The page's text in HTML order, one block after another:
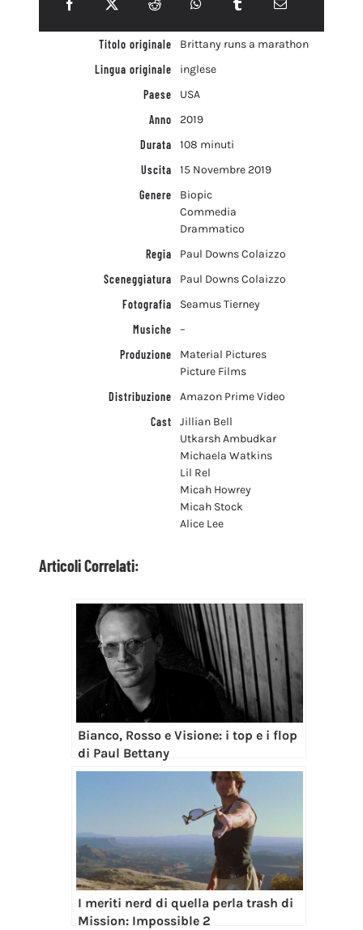
Titolo originale
Brittany runs a marathon
Lingua originale
inglese
Paese
USA
Anno
2019
Durata
108 minuti
Uscita
15 Novembre 2019
Genere
Biopic
Commedia
Drammatico
Regia
Paul Downs Colaizzo
Sceneggiatura
Paul Downs Colaizzo
Fotografia
Seamus Tierney
Musiche
–
Produzione
Material Pictures
Picture Films
Distribuzione
Amazon Prime Video
Cast
Jillian Bell
Utkarsh Ambudkar
Michaela Watkins
Lil Rel
Micah Howrey
Micah Stock
Alice Lee
Articoli Correlati:
Bianco, Rosso e Visione: i top e i flop
di Paul Bettany
I meriti nerd di quella perla trash di
Mission: Impossible 2